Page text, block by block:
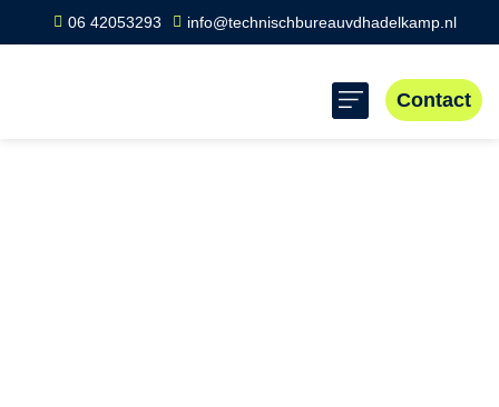
06 42053293 info@technischbureauvdhadelkamp.nl
Contact